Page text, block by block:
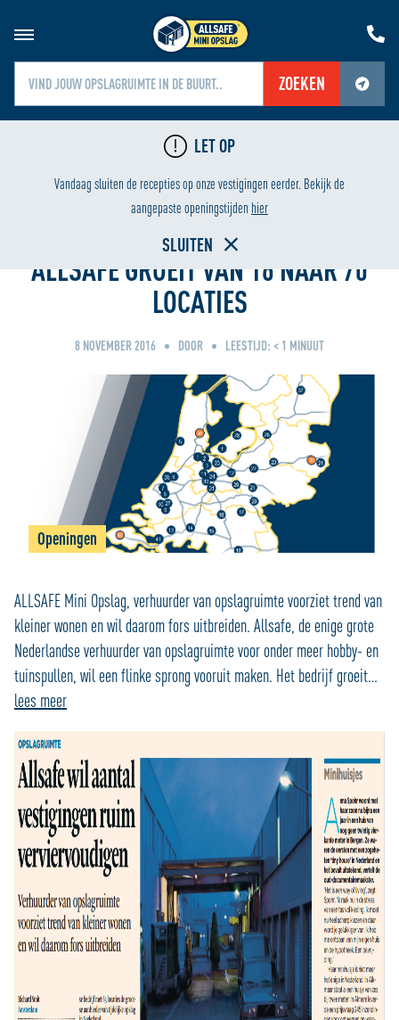
ZOEKEN
Jouw locatiediensten zijn uitgeschakeld.
Schakel jouw locatiediensten in om deze functie te gebruiken.
LET OP
Vandaag sluiten de recepties op onze vestigingen eerder. Bekijk de
aangepaste openingstijden hier
SLUITEN
LAAGSTE PRIJS
Home
ALLSAFE GROEIT VAN 16 NAAR 70
LOCATIES
8 NOVEMBER 2016 DOOR LEESTIJD: < 1 MINUUT
Openingen
ALLSAFE Mini Opslag, verhuurder van opslagruimte voorziet trend van
kleiner wonen en wil daarom fors uitbreiden. Allsafe, de enige grote
Nederlandse verhuurder van opslagruimte voor onder meer hobby- en
tuinspullen, wil een flinke sprong vooruit maken. Het bedrijf groeit…
lees meer